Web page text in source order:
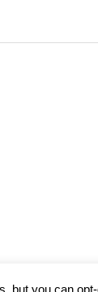
but you can opt-